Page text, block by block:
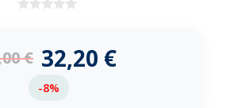
5 € 32,20 €
-8%